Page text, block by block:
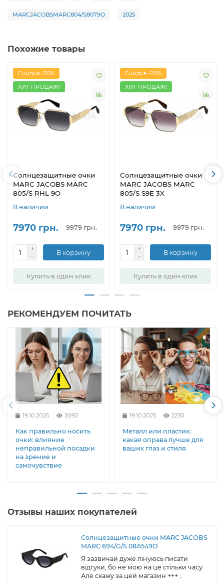
MARCJACOBSMARC804/S8079O 2025
Похожие товары
Скидка -20%
ХИТ ПРОДАЖ!
Солнцезащитные очки
MARC JACOBS MARC
805/S RHL 9O
В наличии
7970 грн. 9979 грн.
В корзину
Купить в один клик
Скидка -20%
ХИТ ПРОДАЖ!
Солнцезащитные очки
MARC JACOBS MARC
805/S S9E 3X
В наличии
7970 грн. 9979 грн.
В корзину
Купить в один клик
РЕКОМЕНДУЕМ ПОЧИТАТЬ
19.10.2025 2092
Как правильно носить
очки: влияние
неправильной посадки
на зрение и
самочувствие
19.10.2025 2230
Металл или пластик:
какая оправа лучше для
ваших глаз и стиля
Отзывы наших покупателей
Солнцезащитные очки MARC JACOBS
MARC 694/G/S 08A549O
Я зазвичай дуже лінуюсь писати
відгуки, бо не мою на це стільки часу.
Але скажу за цей магазин +++ ..